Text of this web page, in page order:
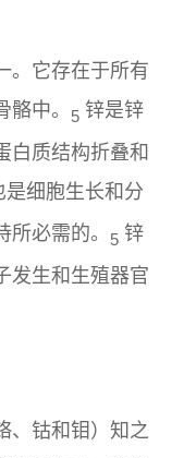
。它存在于所有
中。
5 锌是锌
白质结构折叠和
是细胞生长和分
必需的。
5 锌
发生和生殖器官
、钴和钼）知之